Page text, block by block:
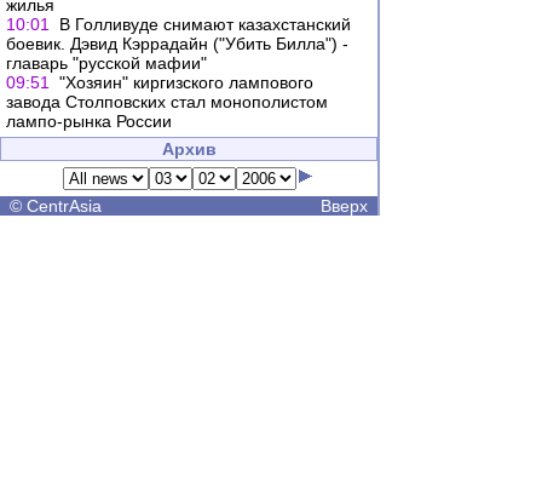
жилья
10:01
В Голливуде снимают казахстанский
боевик. Дэвид Кэррадайн ("Убить Билла") -
главарь "русской мафии"
09:51
"Хозяин" киргизского лампового
завода Столповских стал монополистом
лампо-рынка России
Архив
© CentrAsia Вверх